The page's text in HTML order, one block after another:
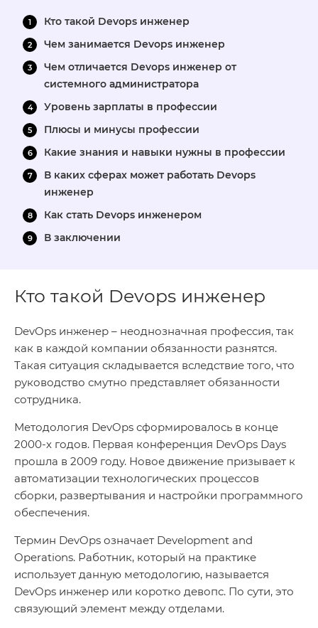
Кто такой Devops инженер
Чем занимается Devops инженер
Чем отличается Devops инженер от
системного администратора
Уровень зарплаты в профессии
Плюсы и минусы профессии
Какие знания и навыки нужны в профессии
В каких сферах может работать Devops
инженер
Как стать Devops инженером
В заключении
Кто такой Devops инженер
DevOps инженер – неоднозначная профессия, так
как в каждой компании обязанности разнятся.
Такая ситуация складывается вследствие того, что
руководство смутно представляет обязанности
сотрудника.
Методология DevOps сформировалось в конце
2000-х годов. Первая конференция DevOps Days
прошла в 2009 году. Новое движение призывает к
автоматизации технологических процессов
сборки, развертывания и настройки программного
обеспечения.
Термин DevOps означает Development and
Operations. Работник, который на практике
использует данную методологию, называется
DevOps инженер или коротко девопс. По сути, это
связующий элемент между отделами.